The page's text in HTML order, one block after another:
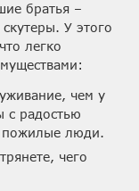
братья –
У этого
легко
чем у
с радостью
пожилые люди.
чего